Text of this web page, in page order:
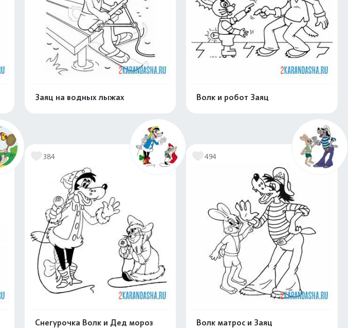
Заяц на водных лыжах Волк и робот Заяц
Распечатать и скачать
384
Снегурочка Волк и Дед мороз
494
Волк матрос и Заяц